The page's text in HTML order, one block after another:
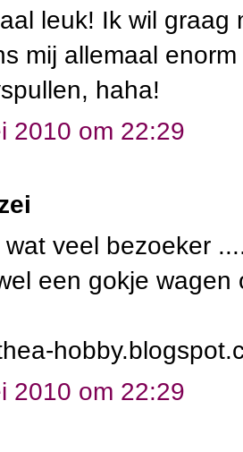
leuk! Ik wil
mij allemaal
haha!
2010 om 22:29
veel bezoeker
een gokje
2010 om 22:29